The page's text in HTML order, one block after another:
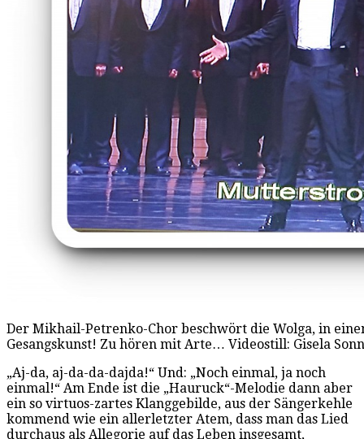
Der Mikhail-Petrenko-Chor beschwört die Wolga, in
Gesangskunst! Zu hören mit Arte… Videostill: Gisela
„Aj-da, aj-da-da-dajda!“ Und: „Noch einmal, ja noch
einmal!“ Am Ende ist die „Hauruck“-Melodie dann aber
ein so virtuos-zartes Klanggebilde, aus der Sängerkehle
kommend wie ein allerletzter Atem, dass man das Lied
durchaus als Allegorie auf das Leben insgesamt,